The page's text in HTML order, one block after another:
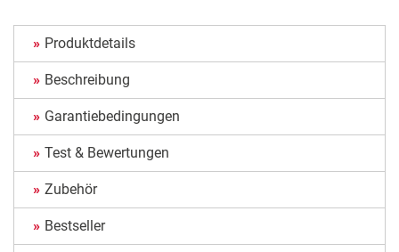
Produktdetails
Beschreibung
Garantiebedingungen
Test & Bewertungen
Zubehör
Bestseller